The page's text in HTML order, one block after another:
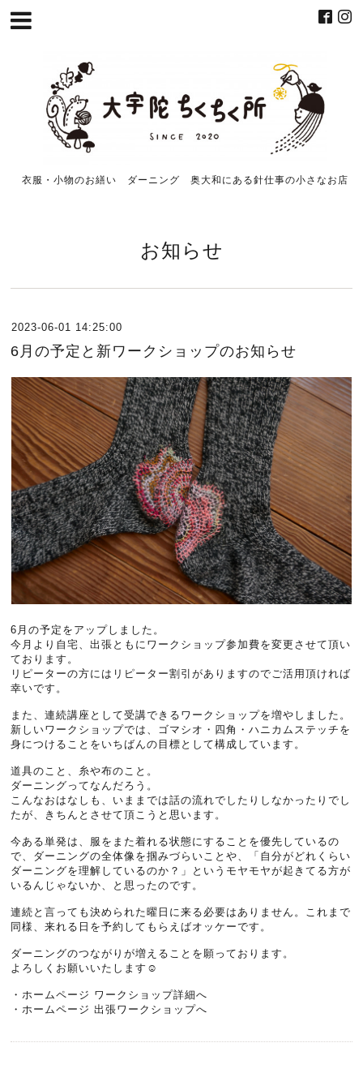
衣服・小物のお繕い ダーニング 奥大和にある針仕事の小さなお店
お知らせ
2023-06-01 14:25:00
6月の予定と新ワークショップのお知らせ
6月の予定をアップしました。
今月より自宅、出張ともにワークショップ参加費を変更させて頂い
ております。
リピーターの方にはリピーター割引がありますのでご活用頂ければ
幸いです。
また、連続講座として受講できるワークショップを増やしました。
新しいワークショップでは、ゴマシオ・四角・ハニカムステッチを
身につけることをいちばんの目標として構成しています。
道具のこと、糸や布のこと。
ダーニングってなんだろう。
こんなおはなしも、いままでは話の流れでしたりしなかったりでし
たが、きちんとさせて頂こうと思います。
今ある単発は、服をまた着れる状態にすることを優先しているの
で、ダーニングの全体像を掴みづらいことや、「自分がどれくらい
ダーニングを理解しているのか？」というモヤモヤが起きてる方が
いるんじゃないか、と思ったのです。
連続と言っても決められた曜日に来る必要はありません。これまで
同様、来れる日を予約してもらえばオッケーです。
ダーニングのつながりが増えることを願っております。
よろしくお願いいたします☺️
・ ホームページ ワークショップ詳細へ
・ ホームページ 出張ワークショップへ